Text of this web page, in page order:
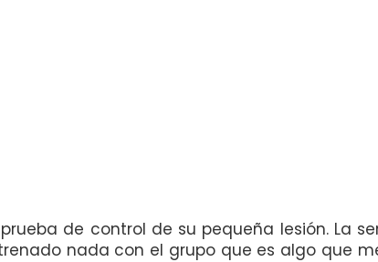
de control de su pequeña lesión. La
nada con el grupo que es algo que